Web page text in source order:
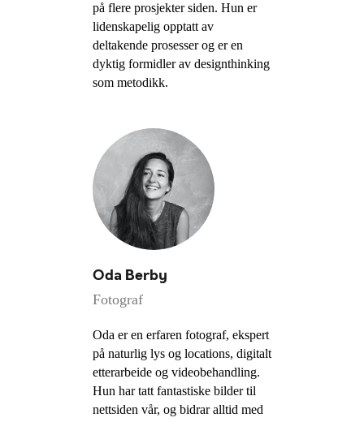
på flere prosjekter siden. Hun er
lidenskapelig opptatt av
deltakende prosesser og er en
dyktig formidler av designthinking
som metodikk.
Oda Berby
Fotograf
Oda er en erfaren fotograf, ekspert
på naturlig lys og locations, digitalt
etterarbeide og videobehandling.
Hun har tatt fantastiske bilder til
nettsiden vår, og bidrar alltid med